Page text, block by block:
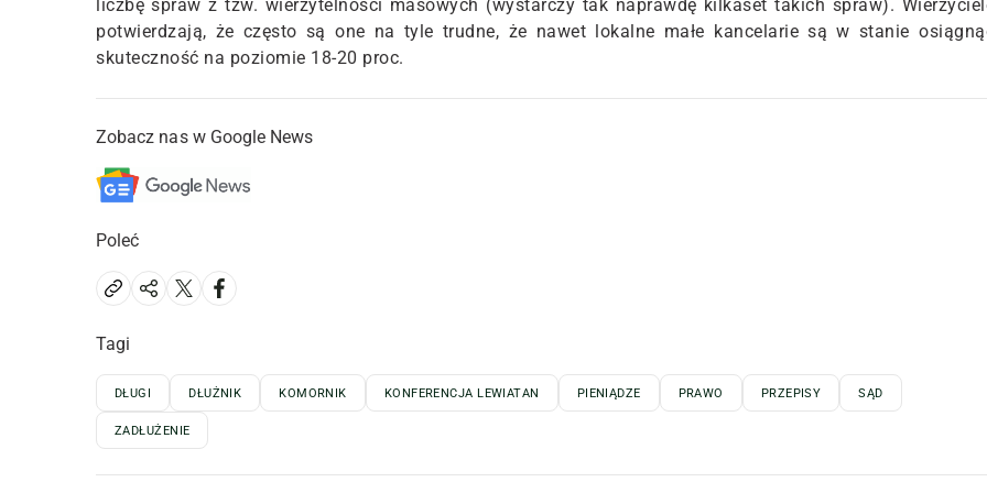
liczbę spraw z tzw. wierzytelności masowych (wystarczy tak naprawdę kilkaset takich spraw).
potwierdzają, że często są one na tyle trudne, że nawet lokalne małe kancelarie są w stanie
skuteczność na poziomie 18-20 proc.
Zobacz nas w Google News
Poleć
Tagi
DŁUGI DŁUŻNIK KOMORNIK KONFERENCJA LEWIATAN PIENIĄDZE PRAWO PRZEPISY SĄD
ZADŁUŻENIE